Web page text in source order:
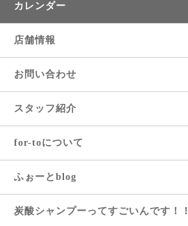
カレンダー
店舗情報
お問い合わせ
スタッフ紹介
for-toについて
ふぉーとblog
炭酸シャンプーってすごいんです！！